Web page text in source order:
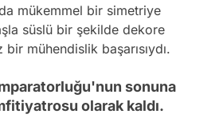
mükemmel bir simetriye
süslü bir şekilde dekore
mühendislik başarısıydı.
sonuna
olarak kaldı.